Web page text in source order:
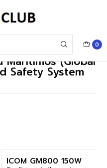
0
Socorro y Seguridad Marítimos
System en inglés).
Mundial de
(Global
Safety System
ICOM GM800 150W